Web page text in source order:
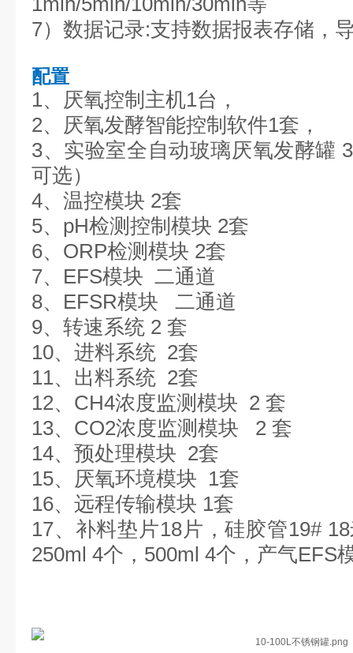
7）数据记录:支持数据报表存储，
配置
1、厌氧控制主机1台，
2、厌氧发酵智能控制软件1套，
3、实验室全自动玻璃厌氧发酵罐
可选）
4、温控模块 2套
5、pH检测控制模块 2套
6、ORP检测模块 2套
7、EFS模块 二通道
8、EFSR模块 二通道
9、转速系统 2 套
10、进料系统 2套
11、出料系统 2套
12、CH4浓度监测模块 2 套
13、CO2浓度监测模块 2 套
14、预处理模块 2套
15、厌氧环境模块 1套
16、远程传输模块 1套
17、补料垫片18片，硅胶管19#
250ml 4个，500ml 4个，产气EFS